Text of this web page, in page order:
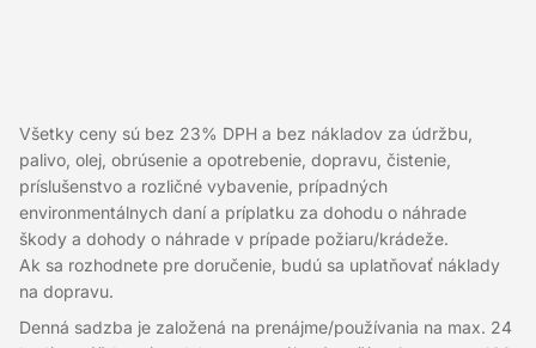
Všetky ceny sú bez 23% DPH a bez nákladov za údržbu,
palivo, olej, obrúsenie a opotrebenie, dopravu, čistenie,
príslušenstvo a rozličné vybavenie, prípadných
environmentálnych daní a príplatku za dohodu o náhrade
škody a dohody o náhrade v prípade požiaru/krádeže.
Ak sa rozhodnete pre doručenie, budú sa uplatňovať náklady
na dopravu.
Denná sadzba je založená na prenájme/používania na max. 24